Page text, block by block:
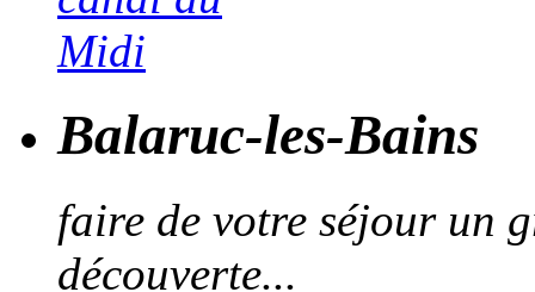
Balaruc-les-Bains
faire de votre séjour un
découverte...